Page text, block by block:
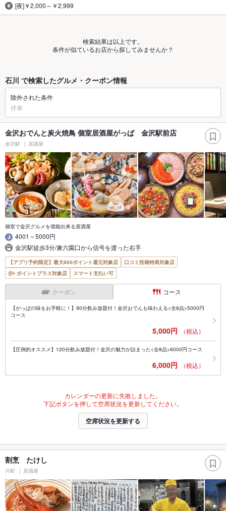
[夜]￥2,000～￥2,999
検索結果は以上です。
条件が似ているお店から探してみませんか？
石川 で検索したグルメ・クーポン情報
除外された条件
仔羊
金沢おでんと炭火焼鳥 個室居酒屋がっぱ 金沢駅前店
金沢駅 居酒屋
個室で金沢グルメを堪能出来る居酒屋
4001～5000円
金沢駅徒歩3分/兼六園口から信号を渡った右手
【アプリ予約限定】最大800ポイント還元対象店
口コミ投稿特典対象店
ポイントプラス対象店
スマート支払い可
クーポン コース
【がっぱの味をお手軽に！】90分飲み放題付！金沢おでんも味わえる<全8品>5000円
コース
5,000円 （税込）
【圧倒的オススメ】120分飲み放題付！金沢の魅力が詰まった<全8品>6000円コース
6,000円 （税込）
カレンダーの更新に失敗しました。
下記ボタンを押して空席状況を更新してください。
空席状況を更新する
割烹 たけし
片町 居酒屋